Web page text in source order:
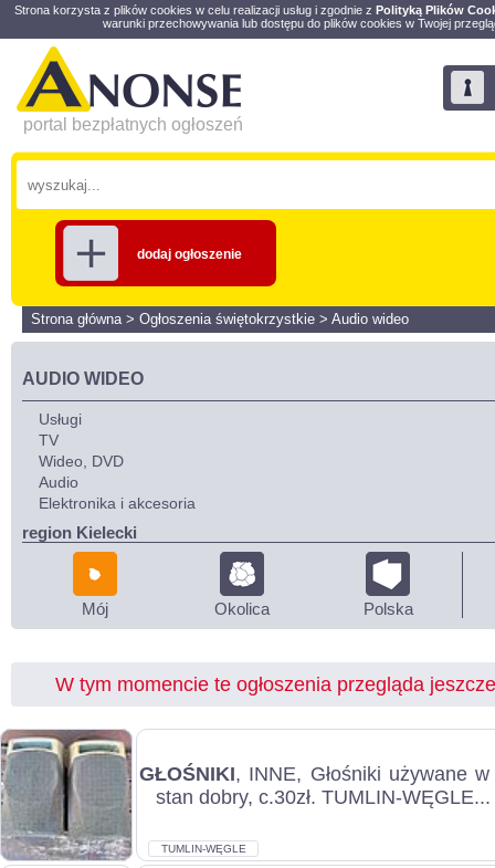
Strona korzysta z plików cookies w celu realizacji usług i zgodnie z Polityką Plików
warunki przechowywania lub dostępu do plików cookies w Twojej
portal bezpłatnych ogłoszeń
dodaj ogłoszenie
Strona główna> Ogłoszenia świętokrzystkie > Audio wideo
AUDIO WIDEO
Usługi
TV
Wideo, DVD
Audio
Elektronika i akcesoria
region Kielecki
Mój Okolica Polska
W tym momencie te ogłoszenia przegląda
GŁOŚNIKI, INNE, Głośniki używane w
stan dobry, c.30zł. TUMLIN-WĘGLE...
TUMLIN-WĘGLE